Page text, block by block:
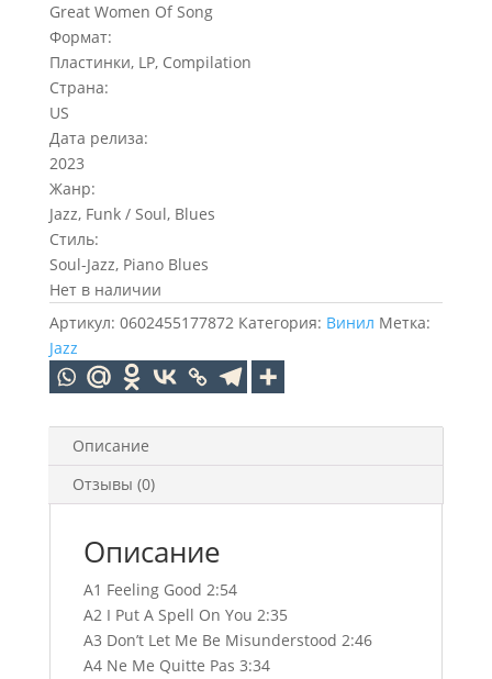
Great Women Of Song
Формат:
Пластинки, LP, Compilation
Страна:
US
Дата релиза:
2023
Жанр:
Jazz, Funk / Soul, Blues
Стиль:
Soul-Jazz, Piano Blues
Нет в наличии
Артикул: 0602455177872 Категория: Винил Метка:
Jazz
Описание
Отзывы (0)
Описание
A1 Feeling Good 2:54
A2 I Put A Spell On You 2:35
A3 Don’t Let Me Be Misunderstood 2:46
A4 Ne Me Quitte Pas 3:34